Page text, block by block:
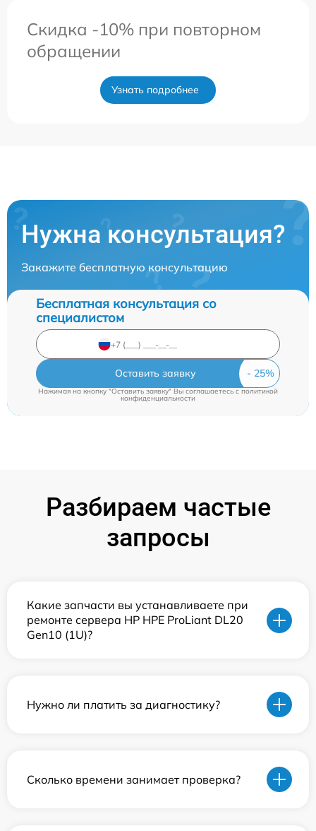
Скидка -10% при повторном
обращении
Узнать подробнее
Нужна консультация?
Закажите бесплатную консультацию
Бесплатная консультация со
специалистом
Оставить заявку
Нажимая на кнопку "Оставить заявку" Вы соглашаетесь c политикой
конфиденциальности
Разбираем частые
запросы
Какие запчасти вы устанавливаете при
ремонте сервера HP HPE ProLiant DL20
Gen10 (1U)?
Нужно ли платить за диагностику?
Сколько времени занимает проверка?